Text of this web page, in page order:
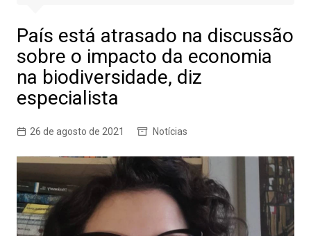
País está atrasado na discussão
sobre o impacto da economia
na biodiversidade, diz
especialista
26 de agosto de 2021 Notícias